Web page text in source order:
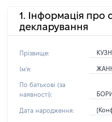
1. Інформація про
декларування
Прізвище:
Ім'я:
По батькові (за
наявності):
Дата народження: